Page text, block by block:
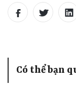
Có thể bạn